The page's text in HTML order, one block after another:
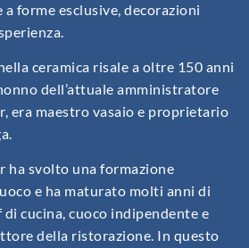
forme esclusive, decorazioni
ceramica risale a oltre 150 anni
dell’attuale amministratore
era maestro vasaio e proprietario
ha svolto una formazione
e ha maturato molti anni di
di cucina, cuoco indipendente e
della ristorazione. In questo